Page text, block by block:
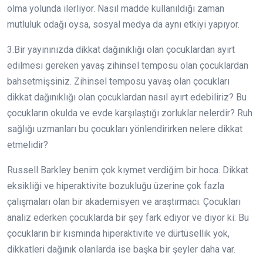
olma yolunda ilerliyor. Nasıl madde kullanıldığı zaman
mutluluk odağı oysa, sosyal medya da aynı etkiyi yapıyor.
3.Bir yayınınızda dikkat dağınıklığı olan çocuklardan ayırt
edilmesi gereken yavaş zihinsel temposu olan çocuklardan
bahsetmişsiniz. Zihinsel temposu yavaş olan çocukları
dikkat dağınıklığı olan çocuklardan nasıl ayırt edebiliriz? Bu
çocukların okulda ve evde karşılaştığı zorluklar nelerdir? Ruh
sağlığı uzmanları bu çocukları yönlendirirken nelere dikkat
etmelidir?
Russell Barkley benim çok kıymet verdiğim bir hoca. Dikkat
eksikliği ve hiperaktivite bozukluğu üzerine çok fazla
çalışmaları olan bir akademisyen ve araştırmacı. Çocukları
analiz ederken çocuklarda bir şey fark ediyor ve diyor ki: Bu
çocukların bir kısmında hiperaktivite ve dürtüsellik yok,
dikkatleri dağınık olanlarda ise başka bir şeyler daha var.